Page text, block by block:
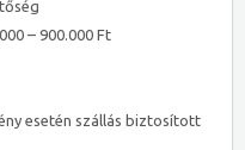
– 900.000 Ft
esetén szállás biztosított